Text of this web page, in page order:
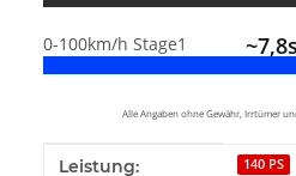
0-100km/h Stage1
Alle Angaben ohne Gewähr, Irrtümer
Produkteigenschaft
Wert
Leistung: 140 PS